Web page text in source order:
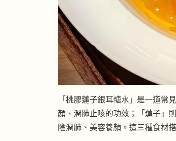
「桃膠蓮子銀耳糖水」是一道常
顏、潤肺止咳的功效；「蓮子」
陰潤肺、美容養顏。這三種食材